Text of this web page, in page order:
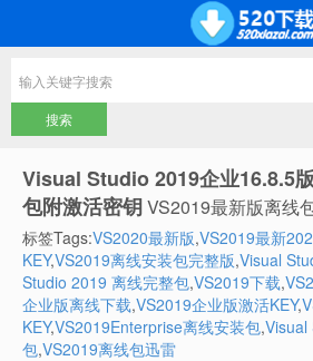
Visual Studio 2019企业16.8.5
包附激活密钥VS2019最新版离线
标签Tags:VS2020最新版,VS2019最新
KEY,VS2019离线安装包完整版,Visual
Studio 2019 离线完整包,VS2019下载,
企业版离线下载,VS2019企业版激活KEY,
KEY,VS2019Enterprise离线安装包,Visual
包,VS2019离线包迅雷